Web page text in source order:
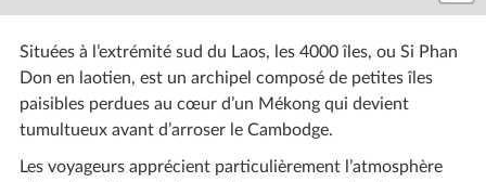
Situées à l’extrémité sud du Laos, les 4000 îles, ou Si Phan
Don en laotien, est un archipel composé de petites îles
paisibles perdues au cœur d’un Mékong qui devient
tumultueux avant d’arroser le Cambodge.
Les voyageurs apprécient particulièrement l’atmosphère